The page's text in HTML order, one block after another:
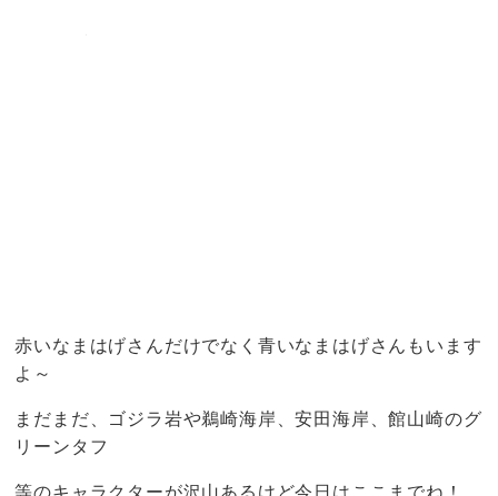
赤いなまはげさんだけでなく青いなまはげさんもいます
よ～
まだまだ、ゴジラ岩や鵜崎海岸、安田海岸、館山崎のグ
リーンタフ
等のキャラクターが沢山あるけど今日はここまでね！